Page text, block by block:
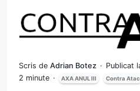
Scris de Adrian Botez Publicat
2 minute
AXA ANUL III Contra Atac